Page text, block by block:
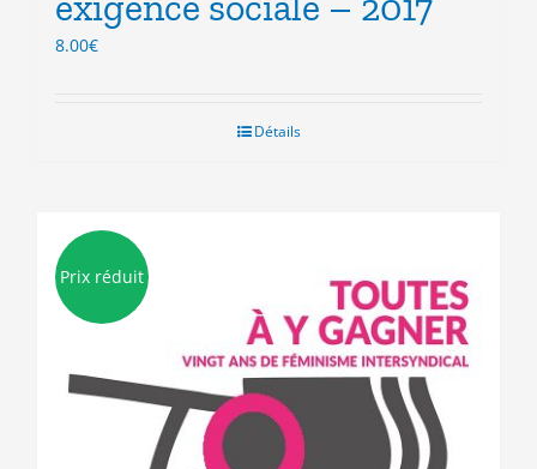
8.00€
Détails
Prix réduit